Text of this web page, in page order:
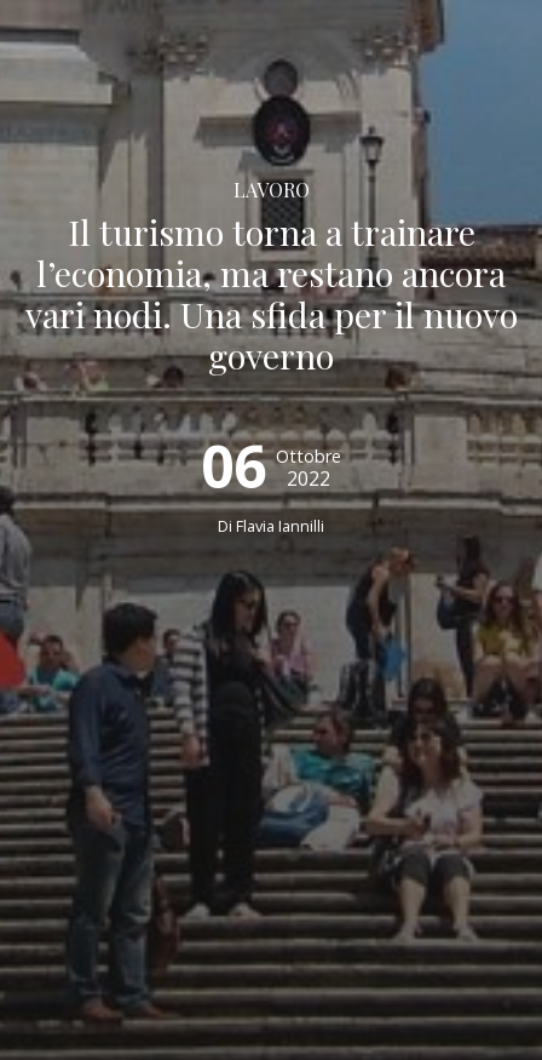
LAVORO
Il turismo torna a trainare
l’economia, ma restano ancora
vari nodi. Una sfida per il nuovo
governo
06 Ottobre
2022
Di Flavia Iannilli